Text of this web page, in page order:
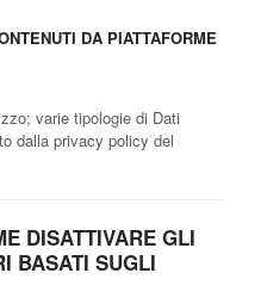
DA PIATTAFORME
varie tipologie di Dati
dalla privacy policy del
DISATTIVARE GLI
BASATI SUGLI